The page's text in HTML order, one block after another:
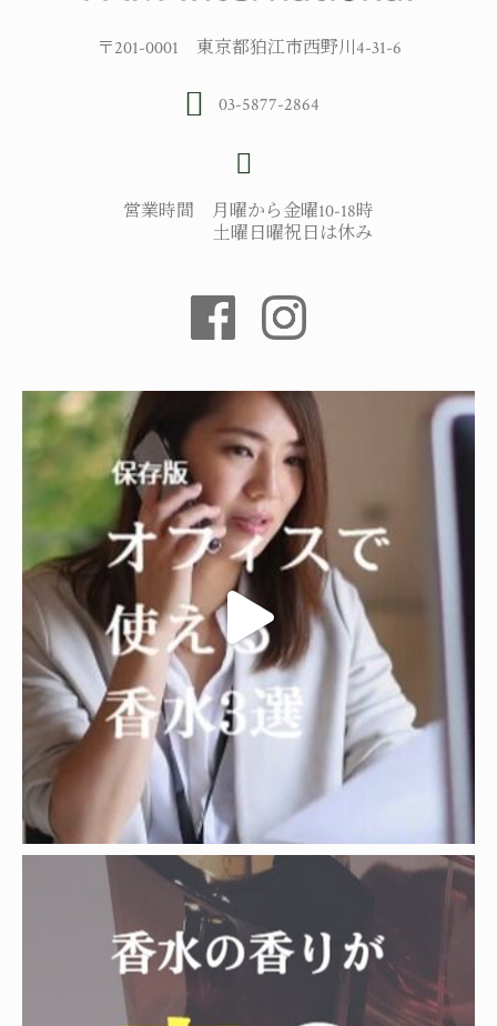
〒201-0001 東京都狛江市西野川4-31-6
03-5877-2864
営業時間 月曜から金曜10-18時
土曜日曜祝日は休み